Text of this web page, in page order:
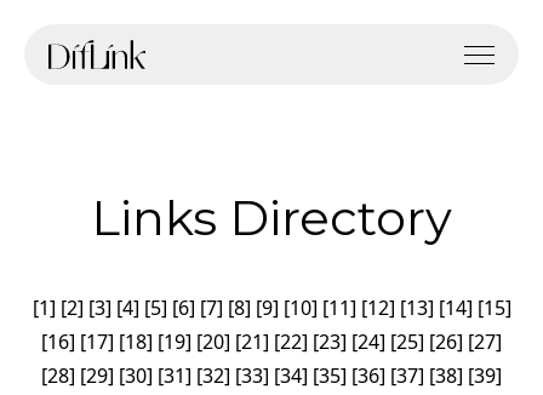
Links Directory
[1] [2] [3] [4] [5] [6] [7] [8] [9] [10] [11] [12] [13] [14] [15]
[16] [17] [18] [19] [20] [21] [22] [23] [24] [25] [26] [27]
[28] [29] [30] [31] [32] [33] [34] [35] [36] [37] [38] [39]